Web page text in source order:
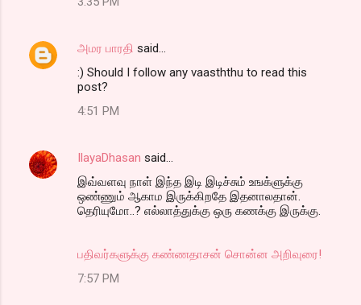
அமர பாரதி said…
:) Should I follow any vaasththu to read this
post?
4:51 PM
IlayaDhasan said…
இவ்வளவு நாள் இந்த இடி இடிச்சும் உஙக்ளுக்கு
ஒண்ணும் ஆகாம இருக்கிறதே இதனாலதான்.
தெரியுமோ..? எல்லாத்துக்கு ஒரு கணக்கு இருக்கு.
பதிவர்களுக்கு கண்ணதாசன் சொன்ன அறிவுரை!
7:57 PM